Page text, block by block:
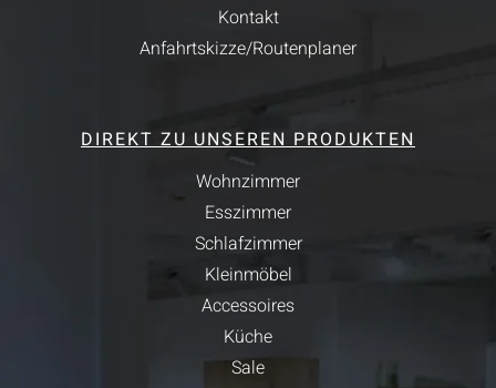
Kontakt
Anfahrtskizze/Routenplaner
DIREKT ZU UNSEREN PRODUKTEN
Wohnzimmer
Esszimmer
Schlafzimmer
Kleinmöbel
Accessoires
Küche
Sale